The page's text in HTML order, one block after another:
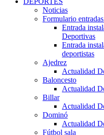
Noticias
Formulario
Entrada
Deportivas
Entrada
deportistas
Ajedrez
Actualidad
Baloncesto
Actualidad
Billar
Actualidad
Dominó
Actualidad
Fútbol sala